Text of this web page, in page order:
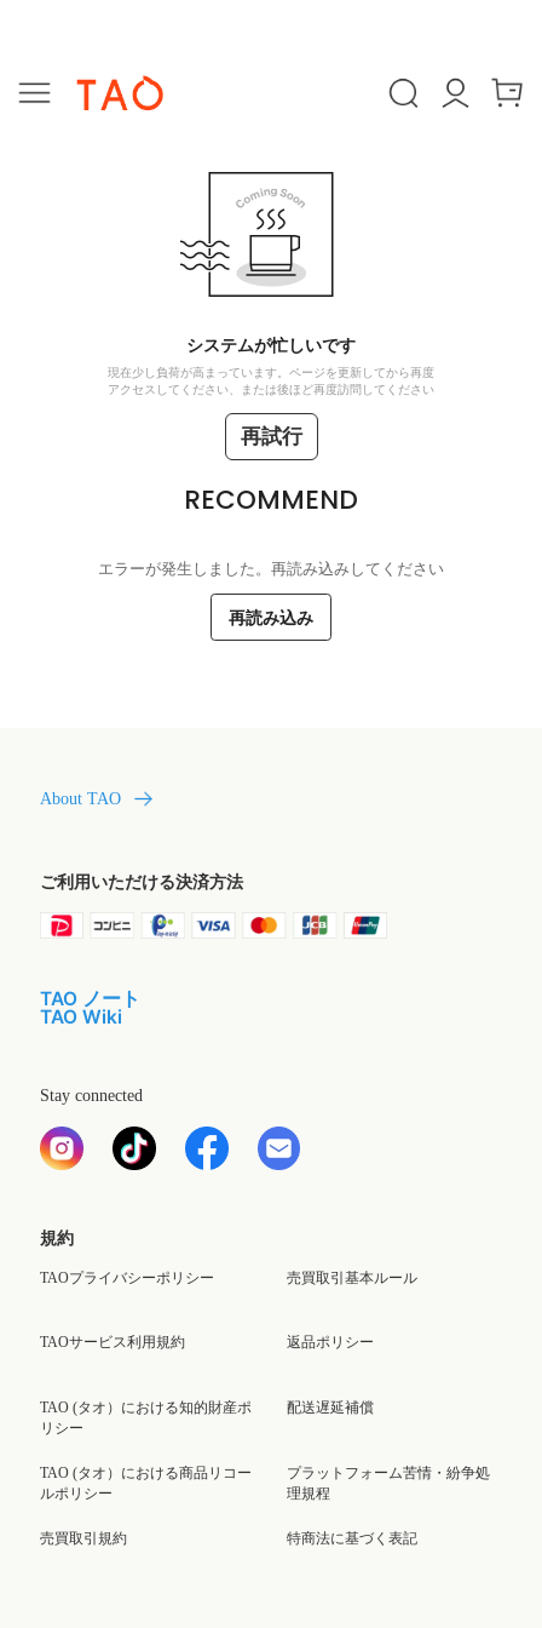
システムが忙しいです
現在少し負荷が高まっています。ページを更新してから再度
アクセスしてください、または後ほど再度訪問してください
再試行
RECOMMEND
エラーが発生しました。再読み込みしてください
再読み込み
About TAO
ご利用いただける決済方法
TAO ノート
TAO Wiki
Stay connected
規約
TAOプライバシーポリシー
TAOサービス利用規約
TAO (タオ）における知的財産ポ
リシー
TAO (タオ）における商品リコー
ルポリシー
売買取引規約
売買取引基本ルール
返品ポリシー
配送遅延補償
プラットフォーム苦情・紛争処
理規程
特商法に基づく表記